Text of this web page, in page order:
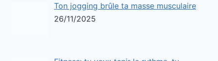
Ton jogging brûle ta masse musculaire
26/11/2025